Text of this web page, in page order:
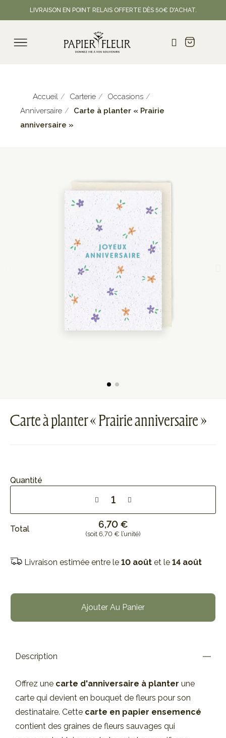
LIVRAISON EN POINT RELAIS OFFERTE DÈS 50€ D'ACHAT.
Accueil Carterie
Occasions
Anniversaire
Carte à planter « Prairie
anniversaire »
Carte à planter « Prairie anniversaire »
Quantité
Total 6,70 €
(soit 6,70 € l’unité)
Livraison estimée entre le 10 août et le 14 août
Ajouter Au Panier
Description
Offrez une carte d'anniversaire à planter une
carte qui devient en bouquet de fleurs pour son
destinataire. Cette carte en papier ensemencé
contient des graines de fleurs sauvages qui